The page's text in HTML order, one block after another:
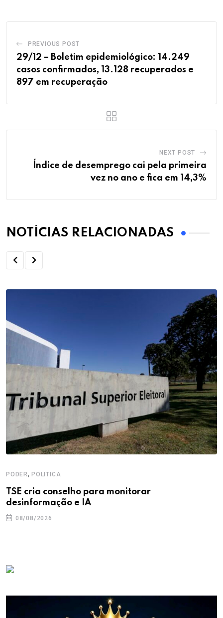
PREVIOUS POST
29/12 – Boletim epidemiológico: 14.249
casos confirmados, 13.128 recuperados e
897 em recuperação
NEXT POST
Índice de desemprego cai pela primeira
vez no ano e fica em 14,3%
NOTÍCIAS RELACIONADAS
PODER, POLITICA
TSE cria conselho para monitorar
desinformação e IA
08/08/2026